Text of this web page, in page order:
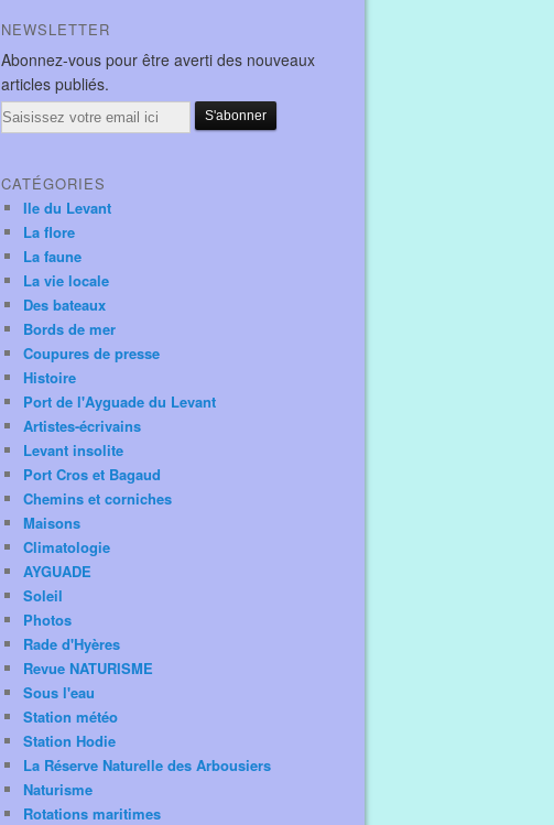
NEWSLETTER
Abonnez-vous pour être averti des nouveaux
articles publiés.
Email
CATÉGORIES
Ile du Levant
La flore
La faune
La vie locale
Des bateaux
Bords de mer
Coupures de presse
Histoire
Port de l'Ayguade du Levant
Artistes-écrivains
Levant insolite
Port Cros et Bagaud
Chemins et corniches
Maisons
Climatologie
AYGUADE
Soleil
Photos
Rade d'Hyères
Revue NATURISME
Sous l'eau
Station météo
Station Hodie
La Réserve Naturelle des Arbousiers
Naturisme
Rotations maritimes